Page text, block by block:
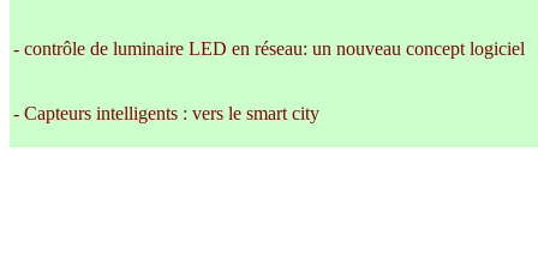
- contrôle de luminaire LED en réseau: un nouveau concept logiciel
- Capteurs intelligents : vers le smart city